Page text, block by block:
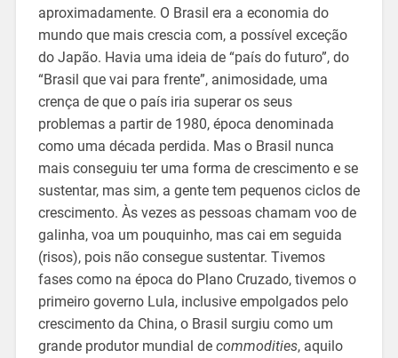
aproximadamente. O Brasil era a economia do
mundo que mais crescia com, a possível exceção
do Japão. Havia uma ideia de “país do futuro”, do
“Brasil que vai para frente”, animosidade, uma
crença de que o país iria superar os seus
problemas a partir de 1980, época denominada
como uma década perdida. Mas o Brasil nunca
mais conseguiu ter uma forma de crescimento e se
sustentar, mas sim, a gente tem pequenos ciclos de
crescimento. Às vezes as pessoas chamam voo de
galinha, voa um pouquinho, mas cai em seguida
(risos), pois não consegue sustentar. Tivemos
fases como na época do Plano Cruzado, tivemos o
primeiro governo Lula, inclusive empolgados pelo
crescimento da China, o Brasil surgiu como um
grande produtor mundial de commodities, aquilo